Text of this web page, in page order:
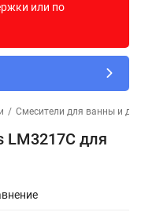
или по
/ Смесители для ванны и
LM3217C для